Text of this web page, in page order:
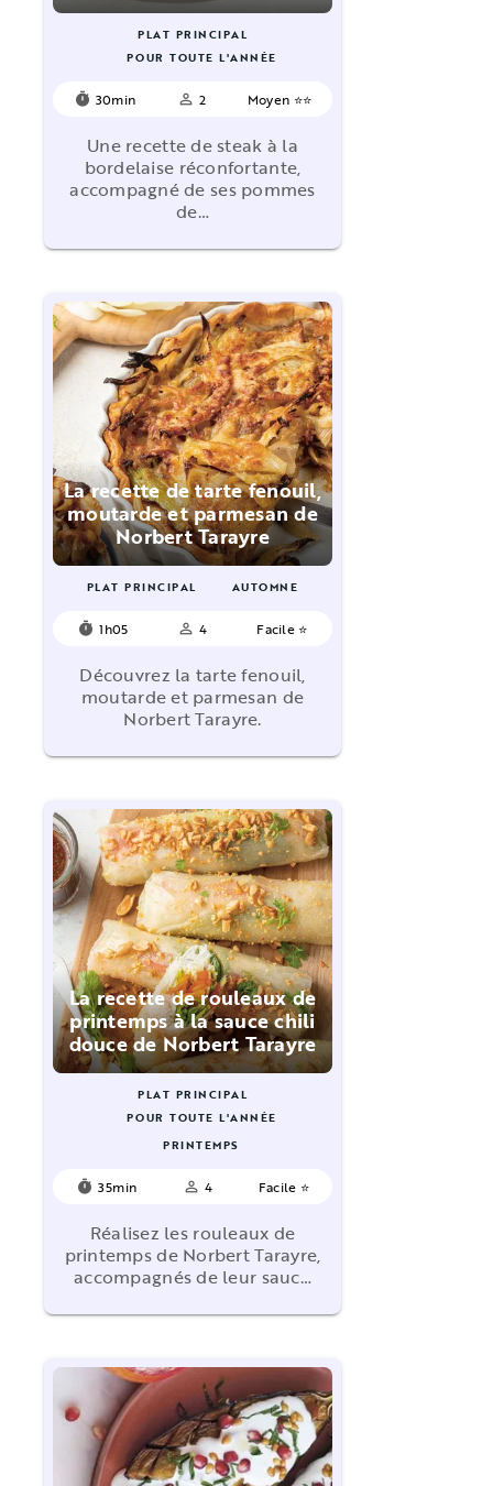
PLAT PRINCIPAL
POUR TOUTE L'ANNÉE
timer 30min person_outline 2 Moyen ⭐⭐
Une recette de steak à la
bordelaise réconfortante,
accompagné de ses pommes
de…
La recette de tarte fenouil,
moutarde et parmesan de
Norbert Tarayre
PLAT PRINCIPAL AUTOMNE
timer 1h05 person_outline 4 Facile ⭐
Découvrez la tarte fenouil,
moutarde et parmesan de
Norbert Tarayre.
La recette de rouleaux de
printemps à la sauce chili
douce de Norbert Tarayre
PLAT PRINCIPAL
POUR TOUTE L'ANNÉE
PRINTEMPS
timer 35min person_outline 4 Facile ⭐
Réalisez les rouleaux de
printemps de Norbert Tarayre,
accompagnés de leur sauc…